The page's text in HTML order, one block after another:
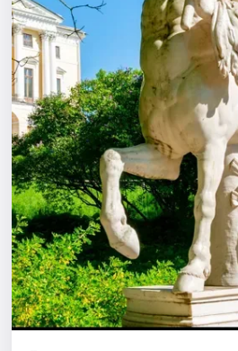
Города
Площадки
Артисты
Рейтинги